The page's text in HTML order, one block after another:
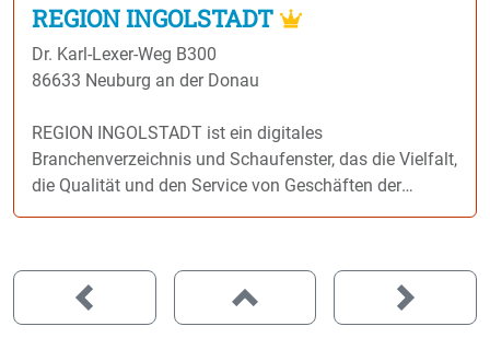
REGION INGOLSTADT
Dr. Karl-Lexer-Weg B300
86633 Neuburg an der Donau
REGION INGOLSTADT ist ein digitales
Branchenverzeichnis und Schaufenster, das die Vielfalt,
die Qualität und den Service von Geschäften der
den Bereichen der Website-Erstellung,
Suchmaschinenoptimierung, sowie den passenden